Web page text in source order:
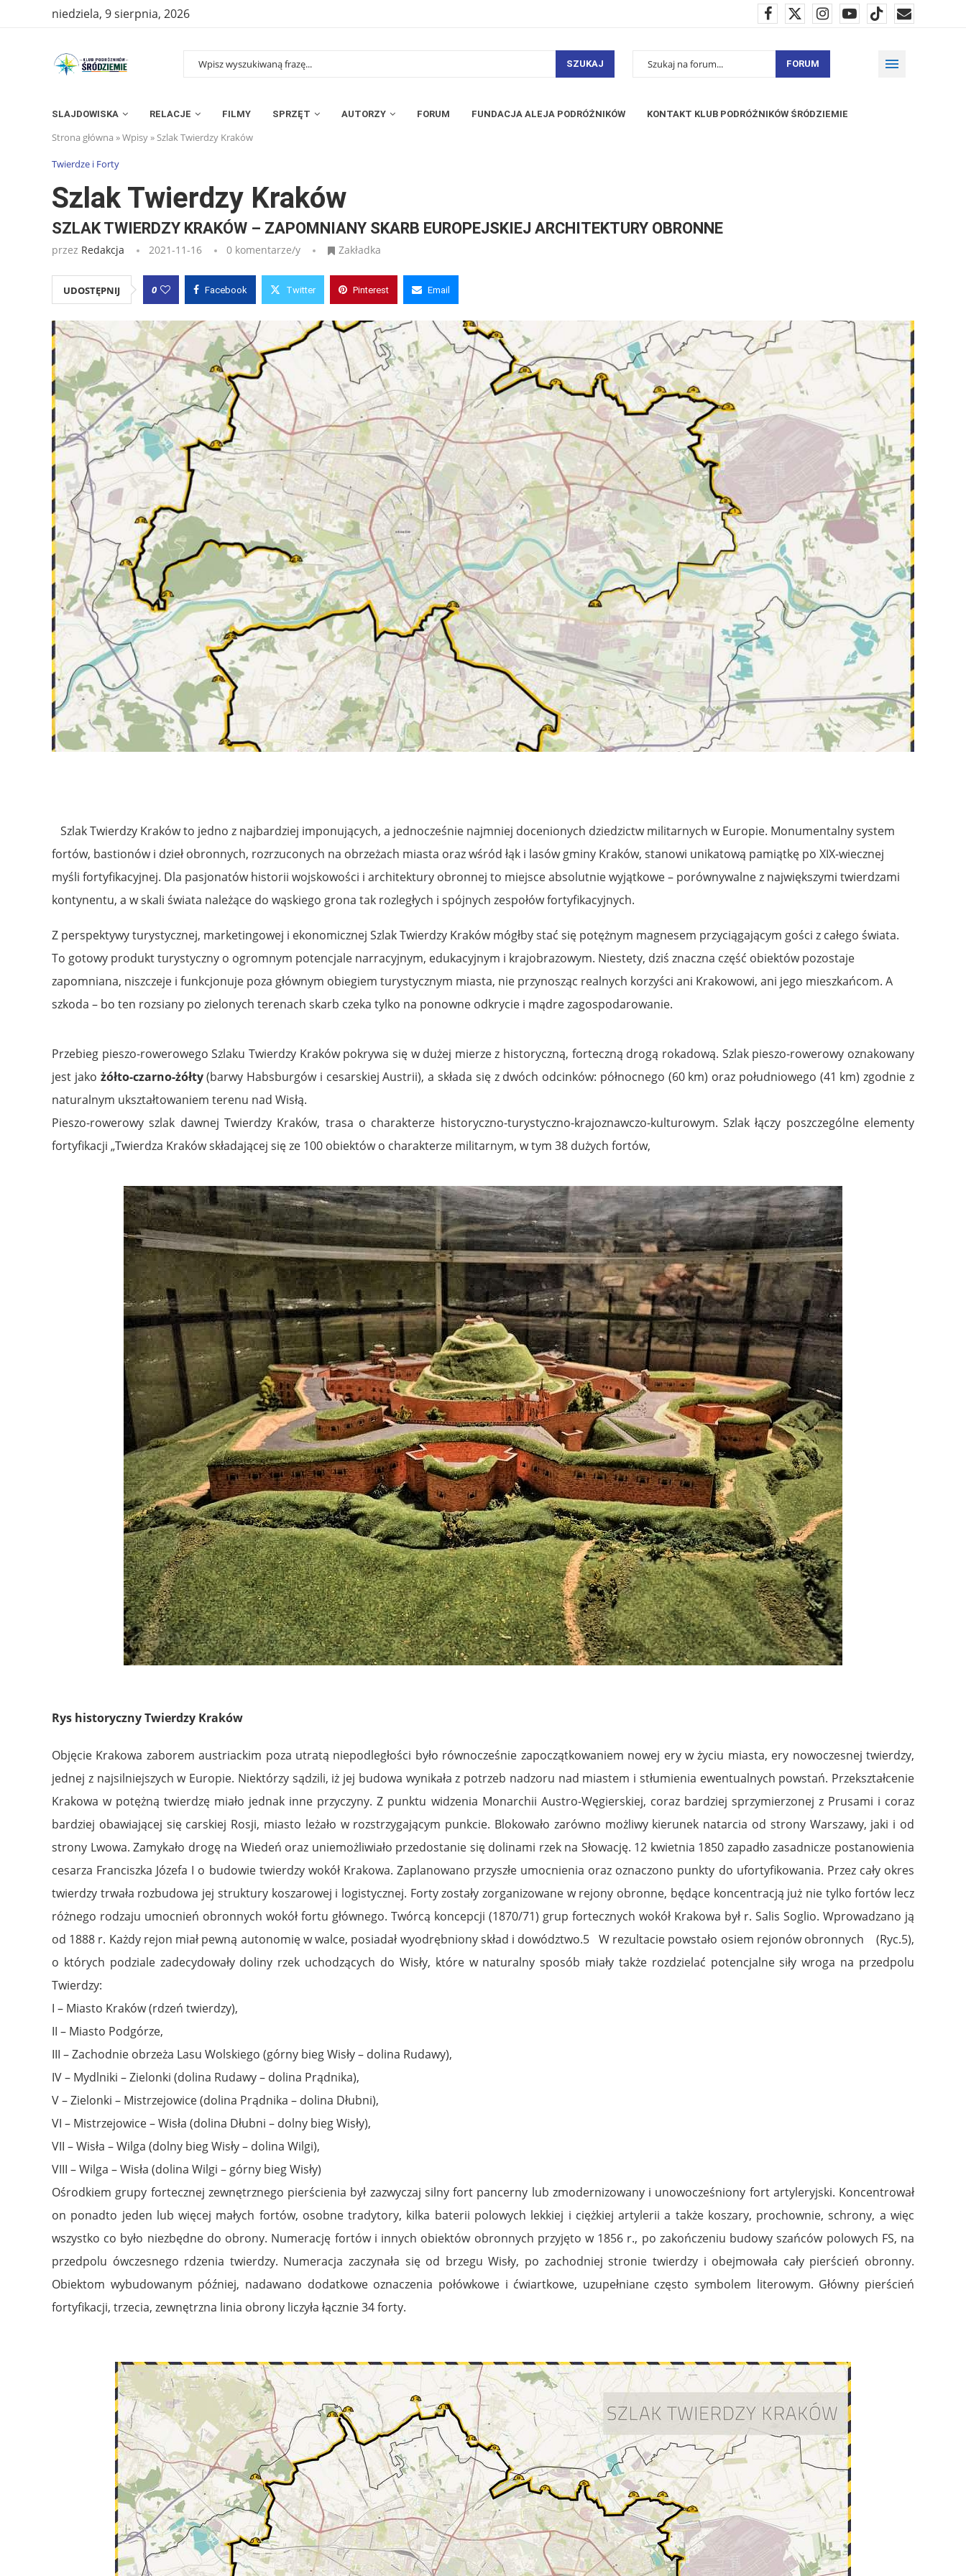
niedziela, 9 sierpnia, 2026
SZUKAJ FORUM
SLAJDOWISKA RELACJE FILMY SPRZĘT AUTORZY FORUM FUNDACJA ALEJA PODRÓŻNIKÓW KONTAKT KLUB PODRÓŻNIKÓW ŚRÓDZIEMIE
Strona główna »Wpisy»Szlak Twierdzy Kraków
Twierdze i Forty
Szlak Twierdzy Kraków
SZLAK TWIERDZY KRAKÓW – ZAPOMNIANY SKARB EUROPEJSKIEJ ARCHITEKTURY OBRONNE
przez Redakcja 2021-11-16 0 komentarze/y Zakładka
UDOSTĘPNIJ 0 Facebook Twitter Pinterest Email
Szlak Twierdzy Kraków to jedno z najbardziej imponujących, a jednocześnie najmniej docenionych dziedzictw militarnych w Europie. Monumentalny system
fortów, bastionów i dzieł obronnych, rozrzuconych na obrzeżach miasta oraz wśród łąk i lasów gminy Kraków, stanowi unikatową pamiątkę po XIX-wiecznej
myśli fortyfikacyjnej. Dla pasjonatów historii wojskowości i architektury obronnej to miejsce absolutnie wyjątkowe – porównywalne z największymi twierdzami
kontynentu, a w skali świata należące do wąskiego grona tak rozległych i spójnych zespołów fortyfikacyjnych.
Z perspektywy turystycznej, marketingowej i ekonomicznej Szlak Twierdzy Kraków mógłby stać się potężnym magnesem przyciągającym gości z całego świata.
To gotowy produkt turystyczny o ogromnym potencjale narracyjnym, edukacyjnym i krajobrazowym. Niestety, dziś znaczna część obiektów pozostaje
zapomniana, niszczeje i funkcjonuje poza głównym obiegiem turystycznym miasta, nie przynosząc realnych korzyści ani Krakowowi, ani jego mieszkańcom. A
szkoda – bo ten rozsiany po zielonych terenach skarb czeka tylko na ponowne odkrycie i mądre zagospodarowanie.
Przebieg pieszo-rowerowego Szlaku Twierdzy Kraków pokrywa się w dużej mierze z historyczną, forteczną drogą rokadową. Szlak pieszo-rowerowy oznakowany
jest jako żółto-czarno-żółty(barwy Habsburgów i cesarskiej Austrii), a składa się z dwóch odcinków: północnego (60 km) oraz południowego (41 km) zgodnie z
naturalnym ukształtowaniem terenu nad Wisłą.
Pieszo-rowerowy szlak dawnej Twierdzy Kraków, trasa o charakterze historyczno-turystyczno-krajoznawczo-kulturowym. Szlak łączy poszczególne elementy
fortyfikacji „Twierdza Kraków składającej się ze 100 obiektów o charakterze militarnym, w tym 38 dużych fortów,
Rys historyczny Twierdzy Kraków
Objęcie Krakowa zaborem austriackim poza utratą niepodległości było równocześnie zapoczątkowaniem nowej ery w życiu miasta, ery nowoczesnej twierdzy,
jednej z najsilniejszych w Europie. Niektórzy sądzili, iż jej budowa wynikała z potrzeb nadzoru nad miastem i stłumienia ewentualnych powstań. Przekształcenie
Krakowa w potężną twierdzę miało jednak inne przyczyny. Z punktu widzenia Monarchii Austro-Węgierskiej, coraz bardziej sprzymierzonej z Prusami i coraz
bardziej obawiającej się carskiej Rosji, miasto leżało w rozstrzygającym punkcie. Blokowało zarówno możliwy kierunek natarcia od strony Warszawy, jaki i od
strony Lwowa. Zamykało drogę na Wiedeń oraz uniemożliwiało przedostanie się dolinami rzek na Słowację. 12 kwietnia 1850 zapadło zasadnicze postanowienia
cesarza Franciszka Józefa I o budowie twierdzy wokół Krakowa. Zaplanowano przyszłe umocnienia oraz oznaczono punkty do ufortyfikowania. Przez cały okres
twierdzy trwała rozbudowa jej struktury koszarowej i logistycznej. Forty zostały zorganizowane w rejony obronne, będące koncentracją już nie tylko fortów lecz
różnego rodzaju umocnień obronnych wokół fortu głównego. Twórcą koncepcji (1870/71) grup fortecznych wokół Krakowa był r. Salis Soglio. Wprowadzano ją
od 1888 r. Każdy rejon miał pewną autonomię w walce, posiadał wyodrębniony skład i dowództwo.5 W rezultacie powstało osiem rejonów obronnych (Ryc.5),
o których podziale zadecydowały doliny rzek uchodzących do Wisły, które w naturalny sposób miały także rozdzielać potencjalne siły wroga na przedpolu
Twierdzy:
I – Miasto Kraków (rdzeń twierdzy),
II – Miasto Podgórze,
III – Zachodnie obrzeża Lasu Wolskiego (górny bieg Wisły – dolina Rudawy),
IV – Mydlniki – Zielonki (dolina Rudawy – dolina Prądnika),
V – Zielonki – Mistrzejowice (dolina Prądnika – dolina Dłubni),
VI – Mistrzejowice – Wisła (dolina Dłubni – dolny bieg Wisły),
VII – Wisła – Wilga (dolny bieg Wisły – dolina Wilgi),
VIII – Wilga – Wisła (dolina Wilgi – górny bieg Wisły)
Ośrodkiem grupy fortecznej zewnętrznego pierścienia był zazwyczaj silny fort pancerny lub zmodernizowany i unowocześniony fort artyleryjski. Koncentrował
on ponadto jeden lub więcej małych fortów, osobne tradytory, kilka baterii polowych lekkiej i ciężkiej artylerii a także koszary, prochownie, schrony, a więc
wszystko co było niezbędne do obrony. Numerację fortów i innych obiektów obronnych przyjęto w 1856 r., po zakończeniu budowy szańców polowych FS, na
przedpolu ówczesnego rdzenia twierdzy. Numeracja zaczynała się od brzegu Wisły, po zachodniej stronie twierdzy i obejmowała cały pierścień obronny.
Obiektom wybudowanym później, nadawano dodatkowe oznaczenia połówkowe i ćwiartkowe, uzupełniane często symbolem literowym. Główny pierścień
fortyfikacji, trzecia, zewnętrzna linia obrony liczyła łącznie 34 forty.